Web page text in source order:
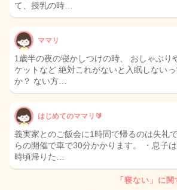
て、授乳の時…
ママリ
1歳半の夜の寝かしつけの時、 おしゃぶり
ケットなど 絶対これがないと入眠しない
か？ ない方…
はじめてのママリ🔰
義実家とのご飯会に1時間で帰るのは失礼
らの開催で車で30分かかります。 ・息子
時頃帰りた…
「寝ない」に